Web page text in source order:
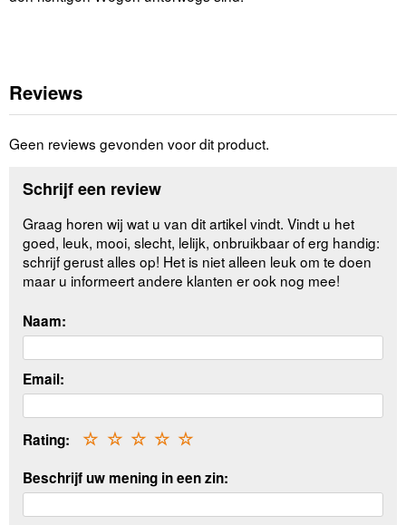
Reviews
Geen reviews gevonden voor dit product.
Schrijf een review
Graag horen wij wat u van dit artikel vindt. Vindt u het
goed, leuk, mooi, slecht, lelijk, onbruikbaar of erg handig:
schrijf gerust alles op! Het is niet alleen leuk om te doen
maar u informeert andere klanten er ook nog mee!
Naam:
Email:
Rating: ☆
☆
☆
☆
☆
Beschrijf uw mening in een zin: